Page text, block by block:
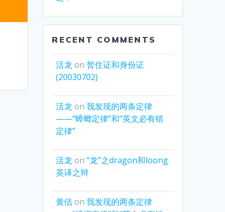
RECENT COMMENTS
活龙on暂住证和身份证
(20030702)
活龙on我发现的两条定律
——“蟑螂定律”和“英文必有错
定律”
活龙on“龙”之dragon和loong
英译之辩
黄佶on我发现的两条定律